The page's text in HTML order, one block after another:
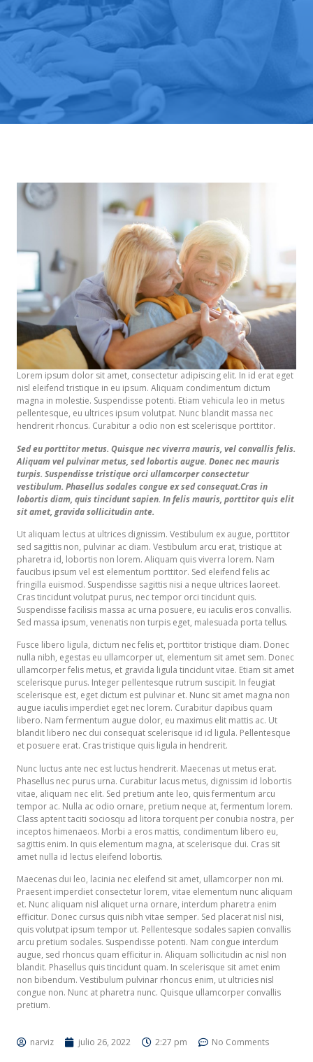
Lorem ipsum dolor sit amet, consectetur adipiscing elit. In id erat eget
nisl eleifend tristique in eu ipsum. Aliquam condimentum dictum
magna in molestie. Suspendisse potenti. Etiam vehicula leo in metus
pellentesque, eu ultrices ipsum volutpat. Nunc blandit massa nec
hendrerit rhoncus. Curabitur a odio non est scelerisque porttitor.
Sed eu porttitor metus. Quisque nec viverra mauris, vel convallis felis.
Aliquam vel pulvinar metus, sed lobortis augue. Donec nec mauris
turpis. Suspendisse tristique orci ullamcorper consectetur
vestibulum. Phasellus sodales congue ex sed consequat.Cras in
lobortis diam, quis tincidunt sapien. In felis mauris, porttitor quis elit
sit amet, gravida sollicitudin ante.
Ut aliquam lectus at ultrices dignissim. Vestibulum ex augue, porttitor
sed sagittis non, pulvinar ac diam. Vestibulum arcu erat, tristique at
pharetra id, lobortis non lorem. Aliquam quis viverra lorem. Nam
faucibus ipsum vel est elementum porttitor. Sed eleifend felis ac
fringilla euismod. Suspendisse sagittis nisi a neque ultrices laoreet.
Cras tincidunt volutpat purus, nec tempor orci tincidunt quis.
Suspendisse facilisis massa ac urna posuere, eu iaculis eros convallis.
Sed massa ipsum, venenatis non turpis eget, malesuada porta tellus.
Fusce libero ligula, dictum nec felis et, porttitor tristique diam. Donec
nulla nibh, egestas eu ullamcorper ut, elementum sit amet sem. Donec
ullamcorper felis metus, et gravida ligula tincidunt vitae. Etiam sit amet
scelerisque purus. Integer pellentesque rutrum suscipit. In feugiat
scelerisque est, eget dictum est pulvinar et. Nunc sit amet magna non
augue iaculis imperdiet eget nec lorem. Curabitur dapibus quam
libero. Nam fermentum augue dolor, eu maximus elit mattis ac. Ut
blandit libero nec dui consequat scelerisque id id ligula. Pellentesque
et posuere erat. Cras tristique quis ligula in hendrerit.
Nunc luctus ante nec est luctus hendrerit. Maecenas ut metus erat.
Phasellus nec purus urna. Curabitur lacus metus, dignissim id lobortis
vitae, aliquam nec elit. Sed pretium ante leo, quis fermentum arcu
tempor ac. Nulla ac odio ornare, pretium neque at, fermentum lorem.
Class aptent taciti sociosqu ad litora torquent per conubia nostra, per
inceptos himenaeos. Morbi a eros mattis, condimentum libero eu,
sagittis enim. In quis elementum magna, at scelerisque dui. Cras sit
amet nulla id lectus eleifend lobortis.
Maecenas dui leo, lacinia nec eleifend sit amet, ullamcorper non mi.
Praesent imperdiet consectetur lorem, vitae elementum nunc aliquam
et. Nunc aliquam nisl aliquet urna ornare, interdum pharetra enim
efficitur. Donec cursus quis nibh vitae semper. Sed placerat nisl nisi,
quis volutpat ipsum tempor ut. Pellentesque sodales sapien convallis
arcu pretium sodales. Suspendisse potenti. Nam congue interdum
augue, sed rhoncus quam efficitur in. Aliquam sollicitudin ac nisl non
blandit. Phasellus quis tincidunt quam. In scelerisque sit amet enim
non bibendum. Vestibulum pulvinar rhoncus enim, ut ultricies nisl
congue non. Nunc at pharetra nunc. Quisque ullamcorper convallis
pretium.
narviz julio 26, 2022 2:27 pm No Comments